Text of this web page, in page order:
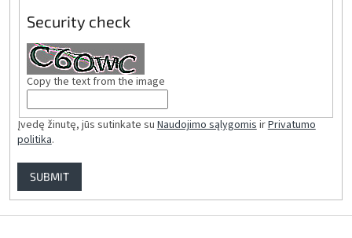
Security check
Copy the text from the image
Įvedę žinutę, jūs sutinkate suNaudojimo sąlygomisirPrivatumo
politika.
SUBMIT